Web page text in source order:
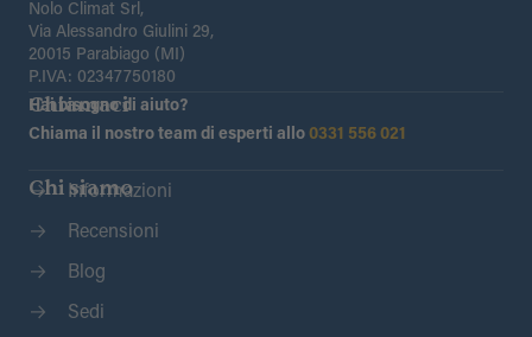
Nolo Climat Srl,
Via Alessandro Giulini 29,
20015 Parabiago (MI)
P.IVA: 02347750180
Chiamaci
Hai bisogno di aiuto?
Chiama il nostro team di esperti allo 0331 556 021
Chi siamo
Informazioni
Recensioni
Blog
Sedi